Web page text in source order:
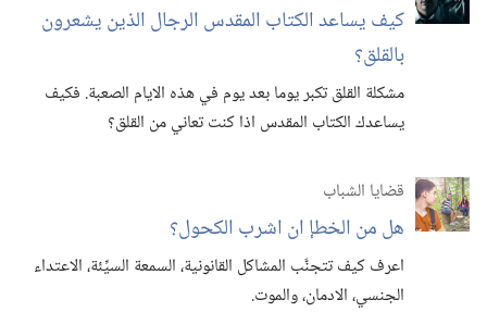
كيف يساعد الكتاب المقدس الرجال الذين يشعرون
بالقلق؟‏
مشكلة القلق تكبر يوما بعد يوم في هذه الايام الصعبة.‏ فكيف
يساعدك الكتاب المقدس اذا كنت تعاني من القلق؟‏
قضايا الشباب
هل من الخطإ ان اشرب الكحول؟‏
اعرف كيف تتجنَّب المشاكل القانونية،‏ السمعة السيِّئة،‏ الاعتداء
الجنسي،‏ الادمان،‏ والموت.‏